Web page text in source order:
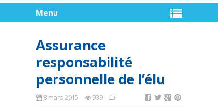
Menu
Assurance
responsabilité
personnelle de l’élu
8 mars 2015 939